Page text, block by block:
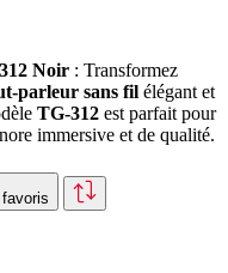
Noir : Transformez
parleur sans fil élégant et
TG-312 est parfait pour
immersive et de qualité.